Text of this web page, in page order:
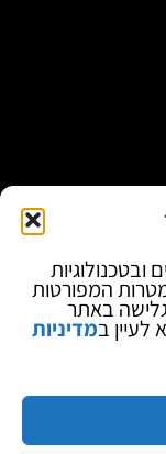
המפורטות
באתר
במדיניות
להגדלה